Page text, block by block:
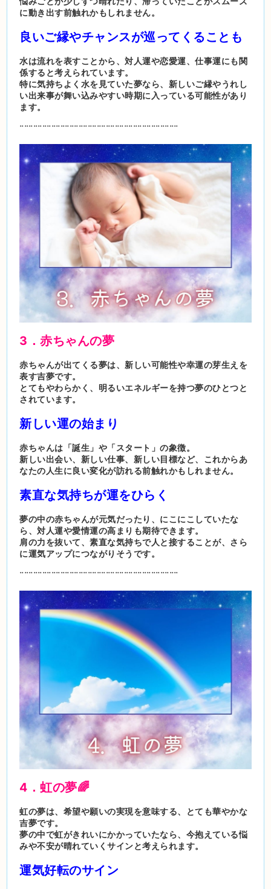
に動き出す前触れかもしれません。
良いご縁やチャンスが巡ってくることも
水は流れを表すことから、対人運や恋愛運、仕事運にも関
係すると考えられています。
特に気持ちよく水を見ていた夢なら、新しいご縁やうれし
い出来事が舞い込みやすい時期に入っている可能性があり
ます。
¨¨¨¨¨¨¨¨¨¨¨¨¨¨¨¨¨¨¨¨¨¨¨¨¨¨¨¨¨¨¨¨¨¨¨
3．赤ちゃんの夢
赤ちゃんが出てくる夢は、新しい可能性や幸運の芽生えを
表す吉夢です。
とてもやわらかく、明るいエネルギーを持つ夢のひとつと
されています。
新しい運の始まり
赤ちゃんは「誕生」や「スタート」の象徴。
新しい出会い、新しい仕事、新しい目標など、これからあ
なたの人生に良い変化が訪れる前触れかもしれません。
素直な気持ちが運をひらく
夢の中の赤ちゃんが元気だったり、にこにこしていたな
ら、対人運や愛情運の高まりも期待できます。
肩の力を抜いて、素直な気持ちで人と接することが、さら
に運気アップにつながりそうです。
¨¨¨¨¨¨¨¨¨¨¨¨¨¨¨¨¨¨¨¨¨¨¨¨¨¨¨¨¨¨¨¨¨¨¨
4．虹の夢🌈
虹の夢は、希望や願いの実現を意味する、とても華やかな
吉夢です。
夢の中で虹がきれいにかかっていたなら、今抱えている悩
みや不安が晴れていくサインと考えられます。
運気好転のサイン